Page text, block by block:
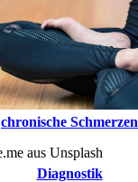
chronische Schmerzen
Diagnostik